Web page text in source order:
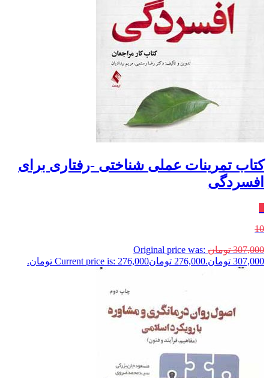
کتاب تمرینات عملی شناختی -رفتاری برای
افسردگی
10
307,000 تومان Original price was:
307,000 تومان.
276,000 تومانCurrent price is: 276,000 تومان.